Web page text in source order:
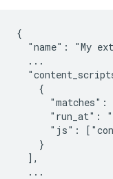
{
"name": "My
  ...
    {
"matches":
"run_at":
"js":
    }
  ],
  ...